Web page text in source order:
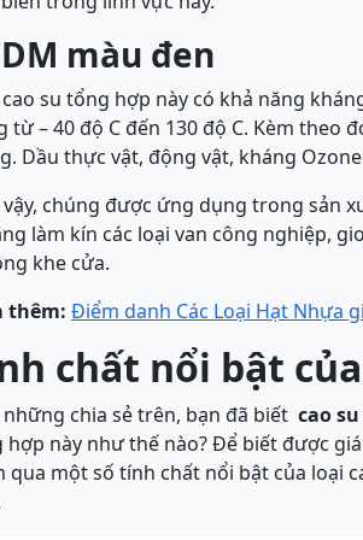
màu đen
cao su tổng hợp này có khả năng
từ – 40 độ C đến 130 độ C. Kèm
Dầu thực vật, động vật, kháng
chúng được ứng dụng trong sản
làm kín các loại van công nghiệp,
khe cửa.
thêm: Điểm danh Các Loại Hạt Nhựa
chất nổi bật
những chia sẻ trên, bạn đã biết cao
hợp này như thế nào? Để biết được
qua một số tính chất nổi bật của loại